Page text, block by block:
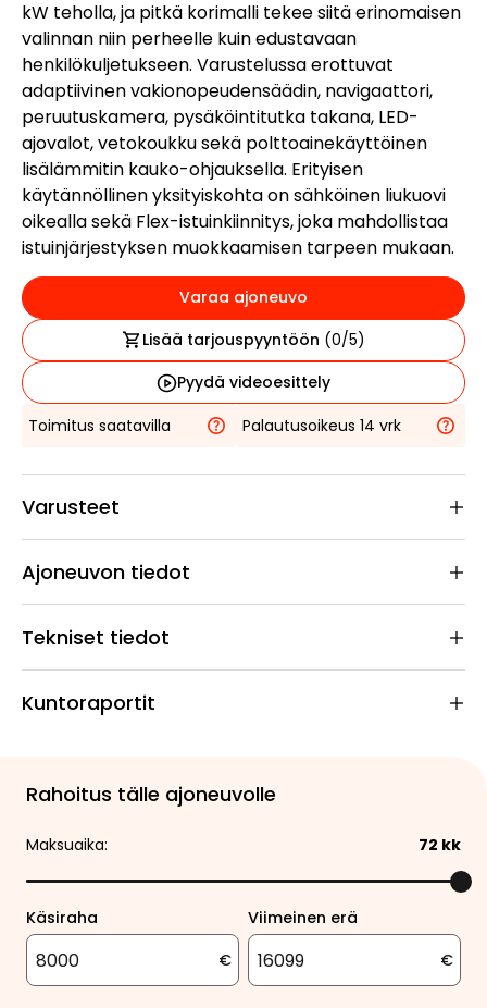
kW teholla, ja pitkä korimalli tekee siitä erinomaisen
valinnan niin perheelle kuin edustavaan
henkilökuljetukseen. Varustelussa erottuvat
adaptiivinen vakionopeudensäädin, navigaattori,
peruutuskamera, pysäköintitutka takana, LED-
ajovalot, vetokoukku sekä polttoainekäyttöinen
lisälämmitin kauko-ohjauksella. Erityisen
käytännöllinen yksityiskohta on sähköinen liukuovi
oikealla sekä Flex-istuinkiinnitys, joka mahdollistaa
istuinjärjestyksen muokkaamisen tarpeen mukaan.
Varaa ajoneuvo
Lisää tarjouspyyntöön (0/5)
Pyydä videoesittely
Toimitus saatavilla
Palautusoikeus 14 vrk
Varusteet
Ajoneuvon tiedot
Tekniset tiedot
Kuntoraportit
Rahoitus tälle ajoneuvolle
Maksuaika: 72 kk
Käsiraha
€
Viimeinen erä
€